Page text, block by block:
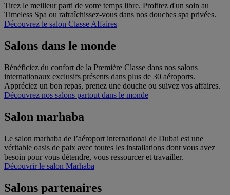
Tirez le meilleur parti de votre temps libre. Profitez d'un soin au
Timeless Spa ou rafraîchissez-vous dans nos douches spa privées.
Découvrez le salon Classe Affaires
Salons dans le monde
Bénéficiez du confort de la Première Classe dans nos salons
internationaux exclusifs présents dans plus de 30 aéroports.
Appréciez un bon repas, prenez une douche ou suivez vos affaires.
Découvrez nos salons partout dans le monde
Salon marhaba
Le salon marhaba de l’aéroport international de Dubai est une
véritable oasis de paix avec toutes les installations dont vous avez
besoin pour vous détendre, vous ressourcer et travailler.
Découvrir le salon Marhaba
Salons partenaires